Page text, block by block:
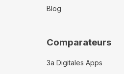
Blog
Comparateurs
3a Digitales Apps